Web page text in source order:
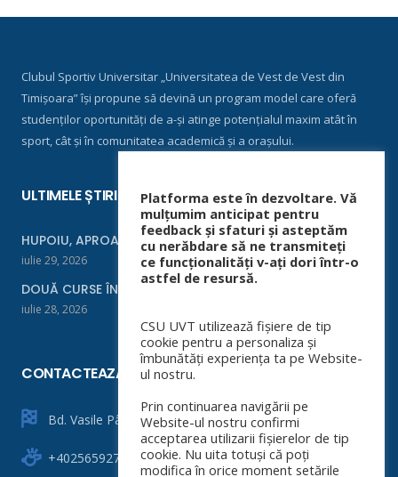
Clubul Sportiv Universitar „Universitatea de Vest de Vest din
Timișoara” își propune să devină un program model care oferă
studenților oportunități de a-și atinge potențialul maxim atât în
sport, cât și în comunitatea academică și a orașului.
ULTIMELE ȘTIRI
HUPOIU, APROAPE DE FINALĂ LA ORADEA
iulie 29, 2026
DOUĂ CURSE ÎNTR-UN WEEKEND
iulie 28, 2026
CONTACTEAZĂ-NE
Bd. Vasile Pârvan nr. 4
+40256592760
Platforma este în dezvoltare. Vă
mulțumim anticipat pentru
feedback și sfaturi și asteptăm
cu nerăbdare să ne transmiteți
ce funcționalități v-ați dori într-o
astfel de resursă.
CSU UVT utilizează fișiere de tip
cookie pentru a personaliza și
îmbunătăți experiența ta pe Website-
ul nostru.
Prin continuarea navigării pe
Website-ul nostru confirmi
acceptarea utilizarii fișierelor de tip
cookie. Nu uita totuși că poți
modifica în orice moment setările